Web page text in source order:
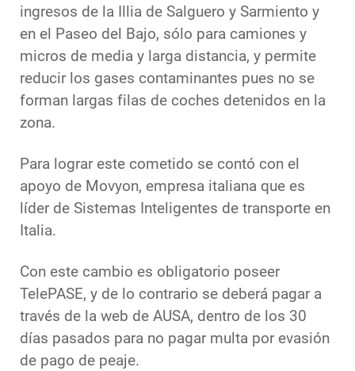
ingresos de la Illia de Salguero y Sarmiento y
en el Paseo del Bajo, sólo para camiones y
micros de media y larga distancia, y permite
reducir los gases contaminantes pues no se
forman largas filas de coches detenidos en la
zona.
Para lograr este cometido se contó con el
apoyo de Movyon, empresa italiana que es
líder de Sistemas Inteligentes de transporte en
Italia.
Con este cambio es obligatorio poseer
TelePASE, y de lo contrario se deberá pagar a
través de la web de AUSA, dentro de los 30
días pasados para no pagar multa por evasión
de pago de peaje.